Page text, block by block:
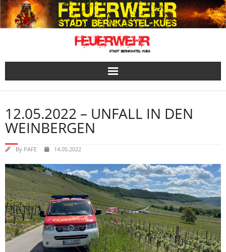
Skip
to
content
12.05.2022 – UNFALL IN DEN
WEINBERGEN
By PAFE 14.05.2022